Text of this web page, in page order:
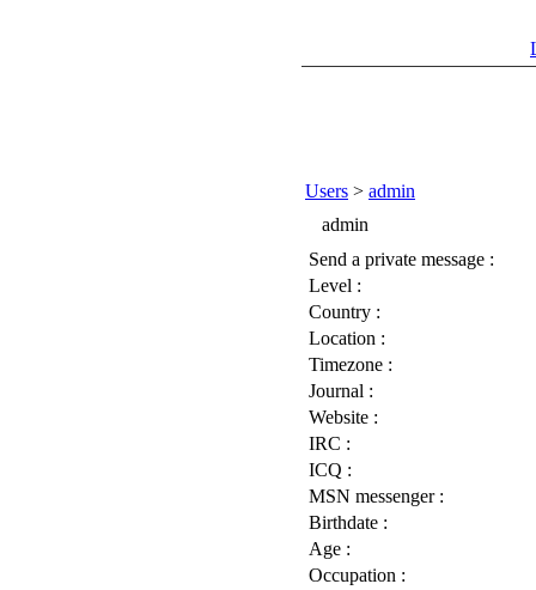
Users > admin
admin
Send a private message :
Level :
Country :
Location :
Timezone :
Journal :
Website :
IRC :
ICQ :
MSN messenger :
Birthdate :
Age :
Occupation :